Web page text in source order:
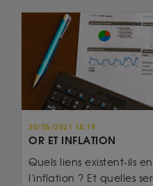
20/05/2021 14:19
OR ET INFLATION
Quels liens existent-ils
l'inflation ? Et quelles